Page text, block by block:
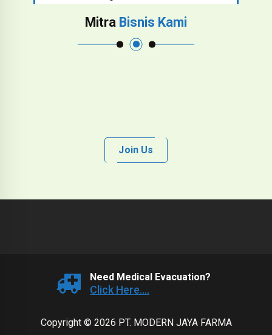
Mitra Bisnis Kami
Join Us
Need Medical Evacuation?
Click Here....
Copyright © 2026 PT. MODERN JAYA FARMA